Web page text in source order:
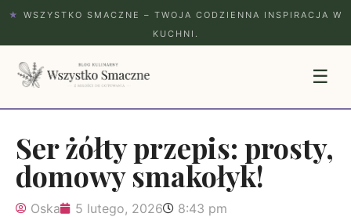
★
WSZYSTKO SMACZNE – TWOJA CODZIENNA INSPIRACJA W
KUCHNI.
☰
Ser żółty przepis: prosty,
domowy smakołyk!
Oska 5 lutego, 2026 8:43 pm